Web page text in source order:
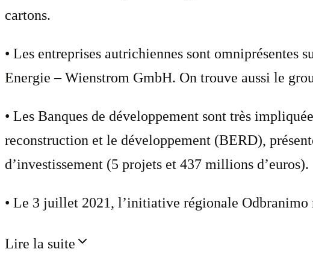
cartons.
• Les entreprises autrichiennes sont
Energie – Wienstrom GmbH. On trouve aussi le
• Les Banques de développement sont très
reconstruction et le développement (BERD),
d’investissement (5 projets et 437 millions d’euros).
• Le 3 juillet 2021, l’initiative régionale Odbranimo
Lire la suite